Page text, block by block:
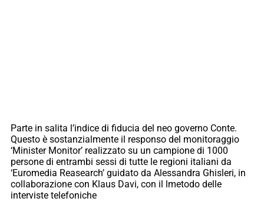
Parte in salita l’indice di fiducia del neo governo Conte.
Questo è sostanzialmente il responso del monitoraggio
‘Minister Monitor’ realizzato su un campione di 1000
persone di entrambi sessi di tutte le regioni italiani da
‘Euromedia Reasearch’ guidato da Alessandra Ghisleri, in
collaborazione con Klaus Davi, con il lmetodo delle
interviste telefoniche